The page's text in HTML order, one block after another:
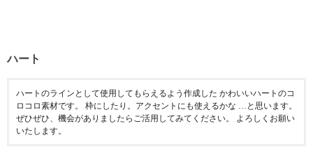
ハート
ハートのラインとして使用してもらえるよう作成した かわいいハートのコ
ロコロ素材です。 枠にしたり。アクセントにも使えるかな …と思います。
ぜひぜひ、機会がありましたらご活用してみてください。 よろしくお願い
いたします。